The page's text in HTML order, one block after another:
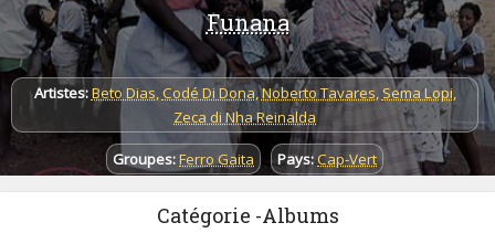
Funana
Artistes:Beto Dias,Codé Di Dona,Noberto Tavares, Sema Lopi,
Zeca di Nha Reinalda
Groupes:Ferro Gaita Pays:Cap-Vert
Catégorie -Albums